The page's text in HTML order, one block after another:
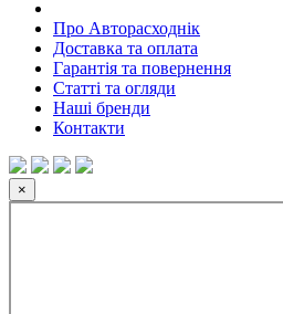
Про Авторасходнік
Доставка та оплата
Гарантія та повернення
Статті та огляди
Наші бренди
Контакти
×